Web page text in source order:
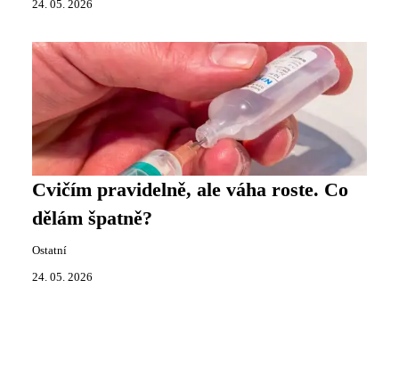
24. 05. 2026
Cvičím pravidelně, ale váha roste. Co
dělám špatně?
Ostatní
24. 05. 2026